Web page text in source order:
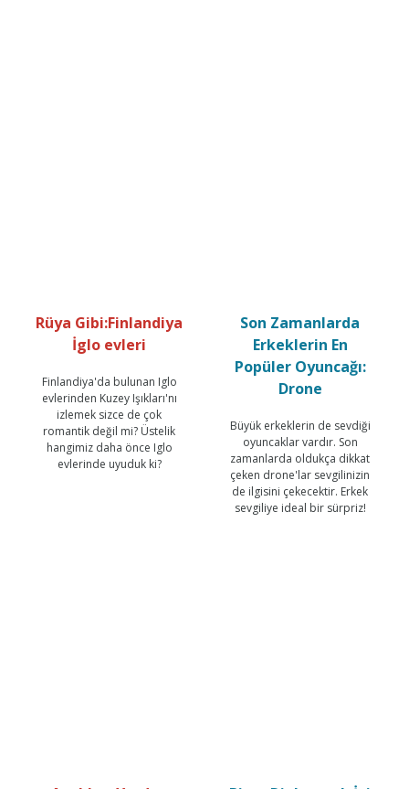
Rüya Gibi:Finlandiya
İglo evleri
Finlandiya'da bulunan Iglo
evlerinden Kuzey Işıkları'nı
izlemek sizce de çok
romantik değil mi? Üstelik
hangimiz daha önce Iglo
evlerinde uyuduk ki?
Son Zamanlarda
Erkeklerin En
Popüler Oyuncağı:
Drone
Büyük erkeklerin de sevdiği
oyuncaklar vardır. Son
zamanlarda oldukça dikkat
çeken drone'lar sevgilinizin
de ilgisini çekecektir. Erkek
sevgiliye ideal bir sürpriz!